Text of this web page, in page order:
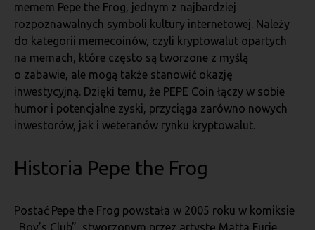
memem Pepe the Frog, jednym z najbardziej
rozpoznawalnych symboli kultury internetowej. Należy
do kategorii memecoinów, czyli kryptowalut opartych
na memach, które często są tworzone z myślą
o zabawie, ale mogą także stanowić okazję
inwestycyjną. Dzięki temu, że PEPE Coin łączy w sobie
humor i potencjalne zyski, przyciąga zarówno nowych
inwestorów, jak i weteranów rynku kryptowalut.
Historia Pepe the Frog
Postać Pepe the Frog powstała w 2005 roku w komiksie
„Boy’s Club”, stworzonym przez artystę Matta Furie.